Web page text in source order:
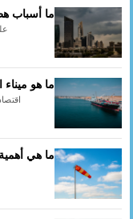
ما أسباب
ما هو ميناء
ما هي